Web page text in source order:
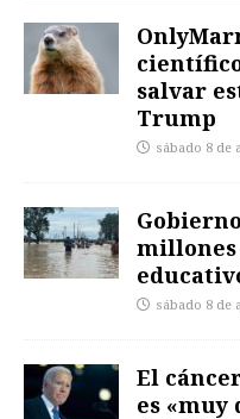
salvar
Trump
sábado 8 de
millones
sábado 8 de
El
es «muy